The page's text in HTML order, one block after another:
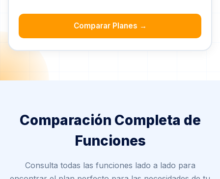
Comparar Planes →
Comparación Completa de
Funciones
Consulta todas las funciones lado a lado para